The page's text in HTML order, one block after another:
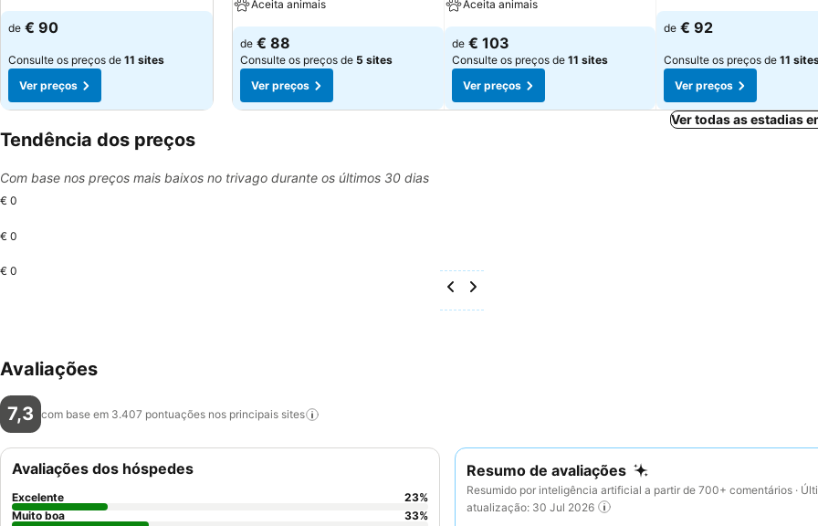
de € 90
Consulte os preços de 11 sites
Ver preços
Aceita animais
de € 88
Consulte os preços de 5 sites
Ver preços
Aceita animais
de € 103
Consulte os preços de 11 sites
Ver preços
de € 92
Consulte os preços de 11
Ver preços
Ver todas as estadias
Tendência dos preços
Com base nos preços mais baixos no trivago durante os últimos 30 dias
€ 0
€ 0
€ 0
Avaliações
7,3 com base em 3.407 pontuações nos principais sites
Resumo de avaliações
Resumido por inteligência artificial a partir de 700+ comentários ·
atualização: 30 Jul 2026
Avaliações dos hóspedes
Excelente 23%
Muito boa
33%